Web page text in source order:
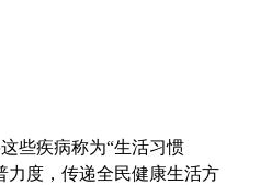
些疾病称为“生活习惯
力度，传递全民健康生活方